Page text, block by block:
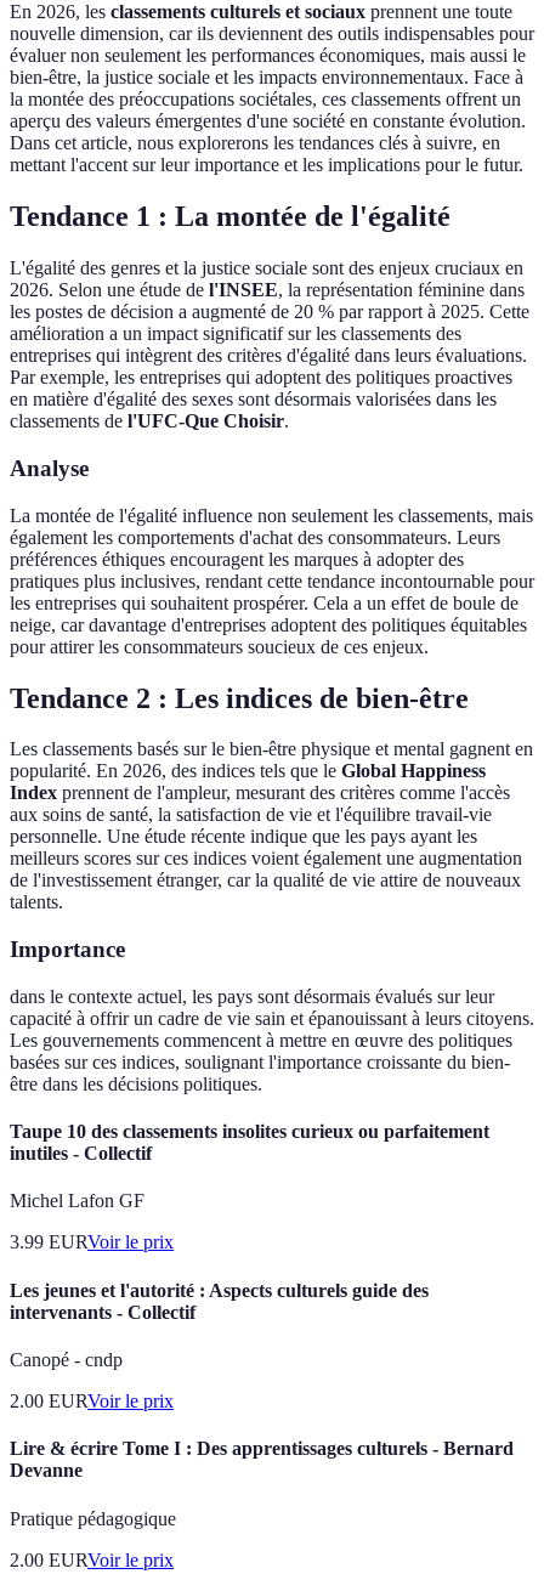
En 2026, les classements culturels et sociaux prennent une toute
nouvelle dimension, car ils deviennent des outils indispensables pour
évaluer non seulement les performances économiques, mais aussi le
bien-être, la justice sociale et les impacts environnementaux. Face à
la montée des préoccupations sociétales, ces classements offrent un
aperçu des valeurs émergentes d'une société en constante évolution.
Dans cet article, nous explorerons les tendances clés à suivre, en
mettant l'accent sur leur importance et les implications pour le futur.
Tendance 1 : La montée de l'égalité
L'égalité des genres et la justice sociale sont des enjeux cruciaux en
2026. Selon une étude de l'INSEE, la représentation féminine dans
les postes de décision a augmenté de 20 % par rapport à 2025. Cette
amélioration a un impact significatif sur les classements des
entreprises qui intègrent des critères d'égalité dans leurs évaluations.
Par exemple, les entreprises qui adoptent des politiques proactives
en matière d'égalité des sexes sont désormais valorisées dans les
classements de l'UFC-Que Choisir.
Analyse
La montée de l'égalité influence non seulement les classements, mais
également les comportements d'achat des consommateurs. Leurs
préférences éthiques encouragent les marques à adopter des
pratiques plus inclusives, rendant cette tendance incontournable pour
les entreprises qui souhaitent prospérer. Cela a un effet de boule de
neige, car davantage d'entreprises adoptent des politiques équitables
pour attirer les consommateurs soucieux de ces enjeux.
Tendance 2 : Les indices de bien-être
Les classements basés sur le bien-être physique et mental gagnent en
popularité. En 2026, des indices tels que le Global Happiness
Index prennent de l'ampleur, mesurant des critères comme l'accès
aux soins de santé, la satisfaction de vie et l'équilibre travail-vie
personnelle. Une étude récente indique que les pays ayant les
meilleurs scores sur ces indices voient également une augmentation
de l'investissement étranger, car la qualité de vie attire de nouveaux
talents.
Importance
dans le contexte actuel, les pays sont désormais évalués sur leur
capacité à offrir un cadre de vie sain et épanouissant à leurs citoyens.
Les gouvernements commencent à mettre en œuvre des politiques
basées sur ces indices, soulignant l'importance croissante du bien-
être dans les décisions politiques.
Taupe 10 des classements insolites curieux ou parfaitement
inutiles - Collectif
Michel Lafon GF
3.99 EURVoir le prix
Les jeunes et l'autorité : Aspects culturels guide des
intervenants - Collectif
Canopé - cndp
2.00 EURVoir le prix
Lire & écrire Tome I : Des apprentissages culturels - Bernard
Devanne
Pratique pédagogique
2.00 EURVoir le prix